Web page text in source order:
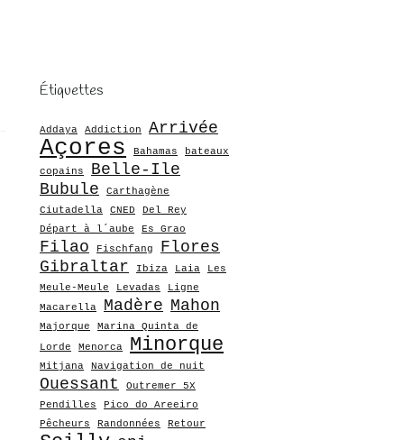
Étiquettes
Addaya Addiction Arrivée
Açores Bahamas
bateaux
copains
Belle-Ile
Bubule
Carthagène
Ciutadella
CNED
Del Rey
Départ à l´aube
Es Grao
Filao Fischfang
Flores
Gibraltar
Ibiza Laia
Les
Meule-Meule
Levadas
Ligne
Macarella
Madère Mahon
Majorque
Marina Quinta de
Lorde
Menorca Minorque
Mitjana Navigation de nuit
Ouessant
Outremer 5X
Pendilles
Pico do Areeiro
Pêcheurs
Randonnées Retour